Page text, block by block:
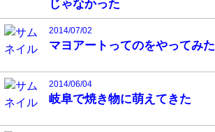
じゃなかった
2014/07/02
マヨアートってのをやってみた
2014/06/04
岐阜で焼き物に萌えてきた